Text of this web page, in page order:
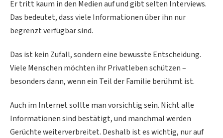
Er tritt kaum in den Medien auf und gibt selten Interviews.
Das bedeutet, dass viele Informationen über ihn nur
begrenzt verfügbar sind.
Das ist kein Zufall, sondern eine bewusste Entscheidung.
Viele Menschen möchten ihr Privatleben schützen –
besonders dann, wenn ein Teil der Familie berühmt ist.
Auch im Internet sollte man vorsichtig sein. Nicht alle
Informationen sind bestätigt, und manchmal werden
Gerüchte weiterverbreitet. Deshalb ist es wichtig, nur auf